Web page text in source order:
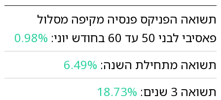
תשואה הפניקס פנסיה מקיפה מסלול
פאסיבי לבני 50 עד 60 בחודש יוני:
0.98%
תשואה מתחילת השנה: 6.49%
תשואה 3 שנים:
18.73%